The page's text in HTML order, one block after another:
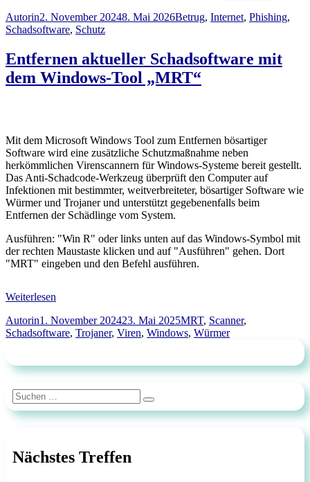
Autor
AutorinVeröffentlicht
am
2. November 20248. Mai 2026Schlagwörter
Betrug, Internet, Phishing,
Schadsoftware, Schutz
Entfernen aktueller Schadsoftware mit
dem Windows-Tool „MRT“
Mit dem Microsoft Windows Tool zum Entfernen bösartiger
Software wird eine zusätzliche Schutzmaßnahme neben
herkömmlichen Virenscannern für Windows-Systeme bereit gestellt.
Das Anti-Schadcode-Werkzeug überprüft den Computer auf
Infektionen mit bestimmter, weitverbreiteter, bösartiger Software wie
Würmer und Trojaner und unterstützt gegebenenfalls beim
Entfernen der Schädlinge vom System.
Ausführen: "Win R" oder links unten auf das Windows-Symbol mit
der rechten Maustaste klicken und auf "Ausführen" gehen. Dort
"MRT" eingeben und den Befehl ausführen.
Weiterlesen
Autor
AutorinVeröffentlicht
am
1. November 202423. Mai 2025Schlagwörter
MRT, Scanner,
Schadsoftware, Trojaner, Viren, Windows, Würmer
Suchen
nach:
Suchen
Nächstes Treffen